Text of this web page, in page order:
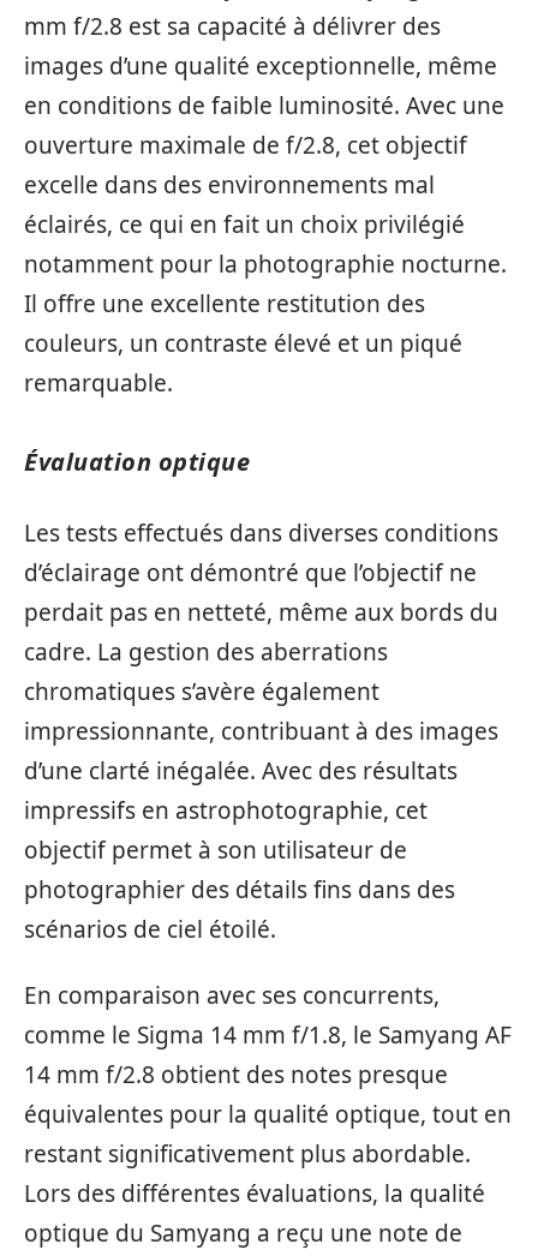
mm f/2.8 est sa capacité à délivrer des
images d’une qualité exceptionnelle, même
en conditions de faible luminosité. Avec une
ouverture maximale de f/2.8, cet objectif
excelle dans des environnements mal
éclairés, ce qui en fait un choix privilégié
notamment pour la photographie nocturne.
Il offre une excellente restitution des
couleurs, un contraste élevé et un piqué
remarquable.
Évaluation optique
Les tests effectués dans diverses conditions
d’éclairage ont démontré que l’objectif ne
perdait pas en netteté, même aux bords du
cadre. La gestion des aberrations
chromatiques s’avère également
impressionnante, contribuant à des images
d’une clarté inégalée. Avec des résultats
impressifs en astrophotographie, cet
objectif permet à son utilisateur de
photographier des détails fins dans des
scénarios de ciel étoilé.
En comparaison avec ses concurrents,
comme le Sigma 14 mm f/1.8, le Samyang AF
14 mm f/2.8 obtient des notes presque
équivalentes pour la qualité optique, tout en
restant significativement plus abordable.
Lors des différentes évaluations, la qualité
optique du Samyang a reçu une note de